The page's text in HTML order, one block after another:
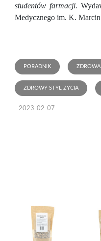
studentów farmacji.
Medycznego im. K.
PORADNIK ZDROWA
ZDROWY STYL ŻYCIA
2023-02-07